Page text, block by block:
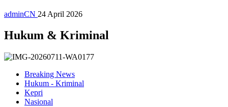
adminCN 24 April 2026
Hukum & Kriminal
Breaking News
Hukum - Kriminal
Kepri
Nasional